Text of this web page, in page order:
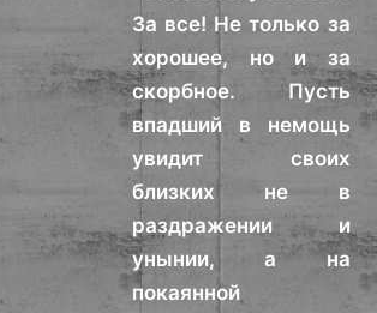
За все! Не только за
хорошее, но и за
скорбное. Пусть
впадший в немощь
увидит своих
близких не в
раздражении и
унынии, а на
покаянной